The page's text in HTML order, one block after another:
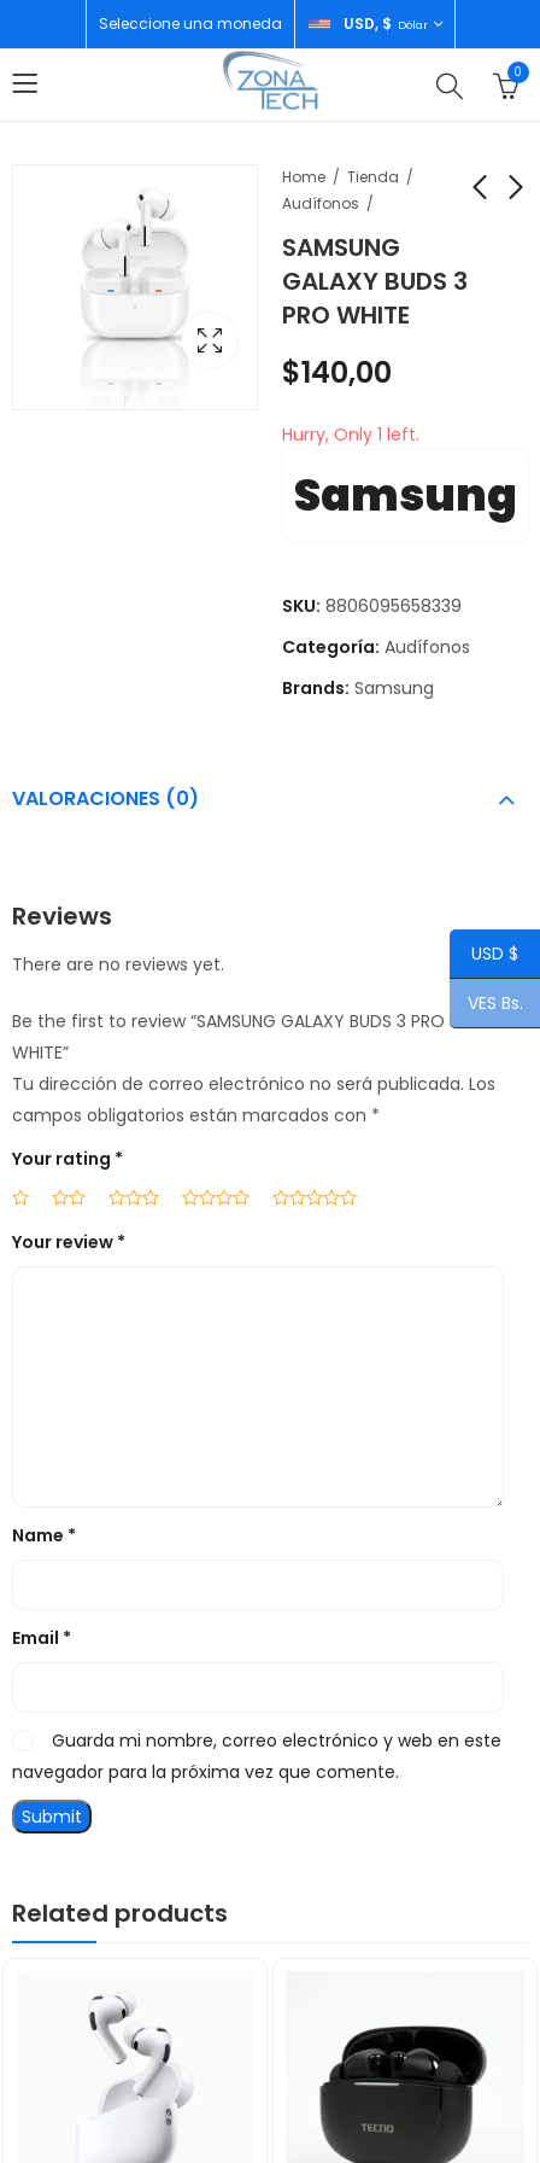
Seleccione una moneda USD, $ Dólar
0
Home
Tienda
Audífonos
SAMSUNG
GALAXY BUDS 3
PRO WHITE
WATCH 7 40MM
CREAM
$215,00
4GB/128GB BLACK
$125,00
$140,00
Hurry, Only 1 left.
Samsung
SKU: 8806095658339
Categoría: Audífonos
Brands: Samsung
VALORACIONES (0)
Reviews
There are no reviews yet.
Be the first to review “SAMSUNG GALAXY BUDS 3 PRO
WHITE”
Tu dirección de correo electrónico no será publicada. Los
campos obligatorios están marcados con *
Your rating *
Your review *
Name *
Email *
Guarda mi nombre, correo electrónico y web en este
navegador para la próxima vez que comente.
Related products
USD $
VES Bs.